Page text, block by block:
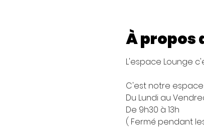
À propos
L'espace Lounge
C'est notre
Du Lundi au
De 9h30 à 13h
( Fermé pendant